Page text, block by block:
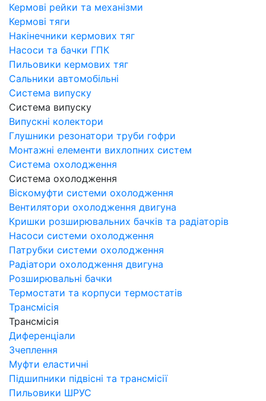
Кермові рейки та механізми
Кермові тяги
Накінечники кермових тяг
Насоси та бачки ГПК
Пильовики кермових тяг
Сальники автомобільні
Система випуску
Система випуску
Випускні колектори
Глушники резонатори труби гофри
Монтажні елементи вихлопних систем
Система охолодження
Система охолодження
Віскомуфти системи охолодження
Вентилятори охолодження двигуна
Кришки розширювальних бачків та радіаторів
Насоси системи охолодження
Патрубки системи охолодження
Радіатори охолодження двигуна
Розширювальні бачки
Термостати та корпуси термостатів
Трансмісія
Трансмісія
Диференціали
Зчеплення
Муфти еластичні
Підшипники підвісні та трансмісії
Пильовики ШРУС